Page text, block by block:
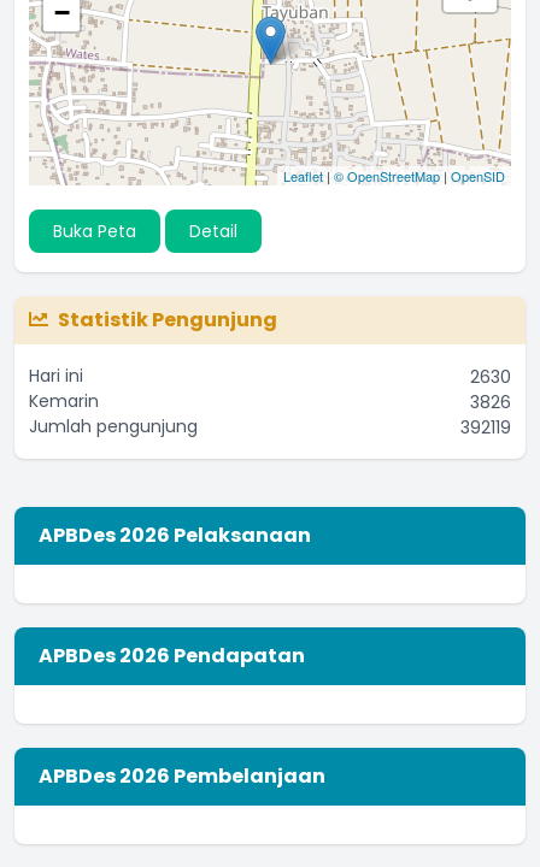
−
Leaflet | © OpenStreetMap | OpenSID
Buka Peta Detail
Statistik Pengunjung
Hari ini
2630
Kemarin
3826
Jumlah pengunjung
392119
APBDes 2026 Pelaksanaan
APBDes 2026 Pendapatan
APBDes 2026 Pembelanjaan